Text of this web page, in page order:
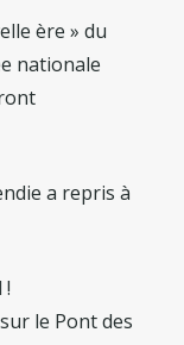
ère » du
nationale
a repris à
le Pont des